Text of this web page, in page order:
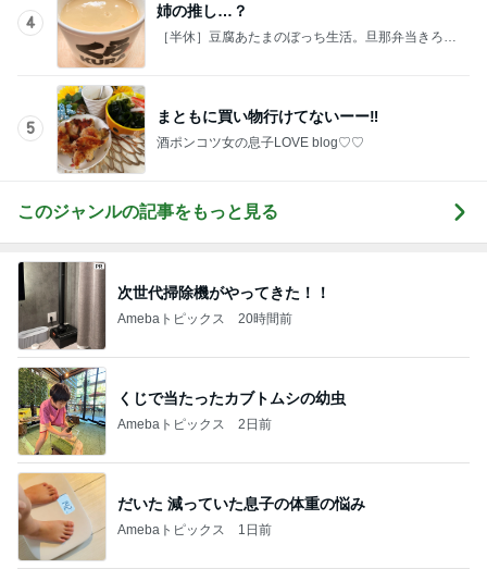
4
姉の推し…？
［半休］豆腐あたまのぼっち生活。旦那弁当きろく
5
まともに買い物行けてないーー‼︎
酒ポンコツ女の息子LOVE blog♡♡
このジャンルの記事をもっと見る
次世代掃除機がやってきた！！
Amebaトピックス 20時間前
くじで当たったカブトムシの幼虫
Amebaトピックス 2日前
だいた 減っていた息子の体重の悩み
Amebaトピックス 1日前